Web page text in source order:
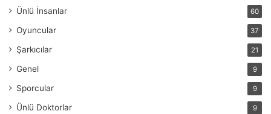
Ünlü İnsanlar 60
Oyuncular 37
Şarkıcılar 21
Genel 9
Sporcular 9
Ünlü Doktorlar 9